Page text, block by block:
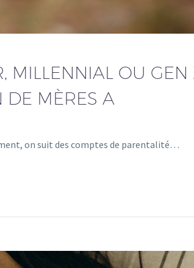
MILLENNIAL OU GEN
DE MÈRES A
on suit des comptes de parentalité…